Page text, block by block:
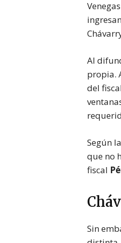
Al
propia.
del
Según
que no
fiscal
Sin